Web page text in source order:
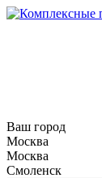
Ваш город
Москва
Москва
Смоленск